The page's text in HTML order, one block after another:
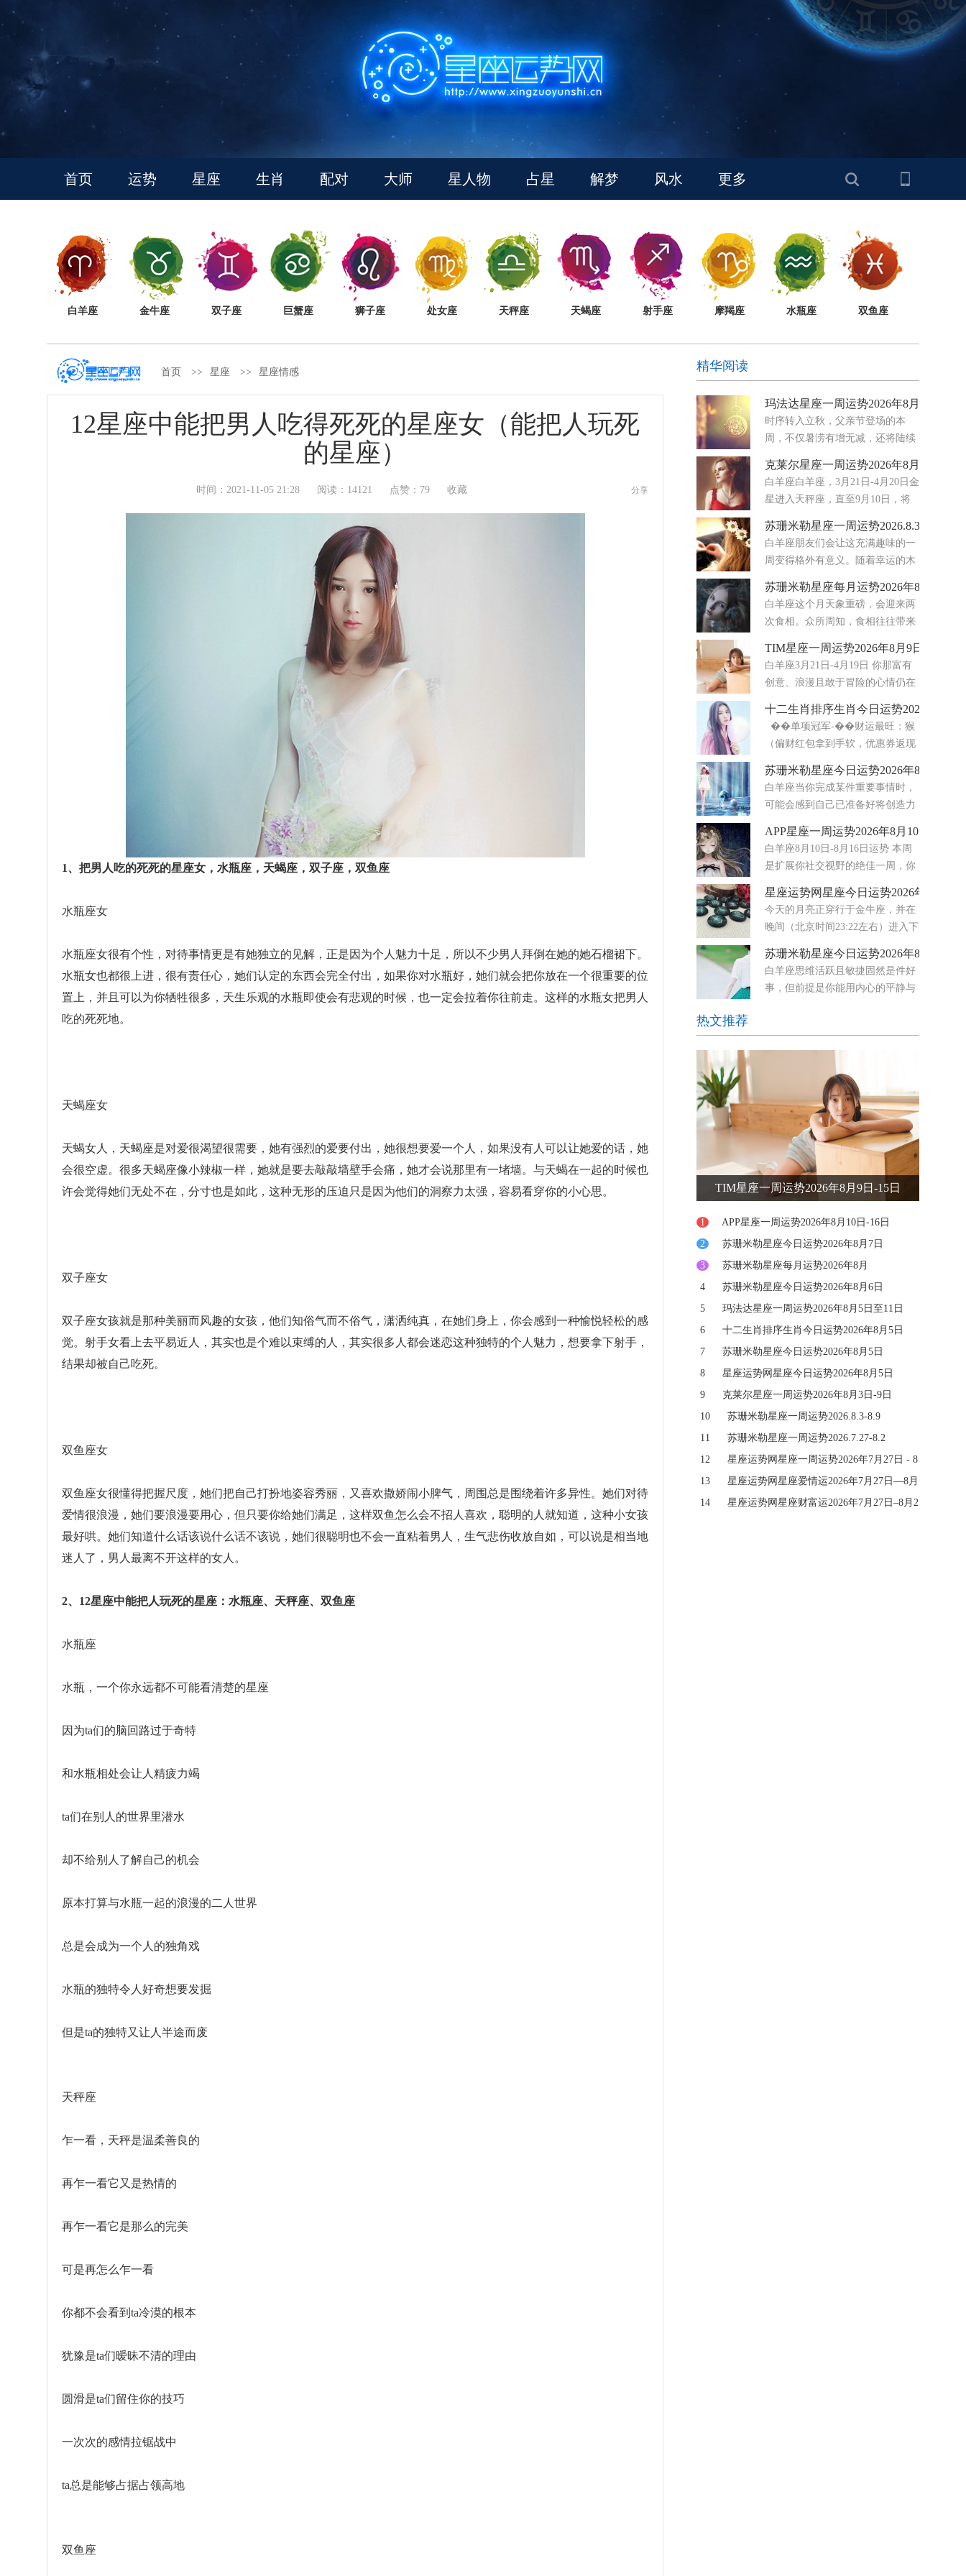
首页 运势 星座 生肖 配对 大师 星人物 占星 解梦 风水 更多
白羊座 金牛座 双子座 巨蟹座 狮子座 处女座 天秤座 天蝎座 射手座 摩羯座 水瓶座 双鱼座
首页 >> 星座 >> 星座情感
12星座中能把男人吃得死死的星座女（能把人玩死
的星座）
时间： 2021-11-05 21:28 阅读： 14121 点赞： 79 收藏 分享
1、把男人吃的死死的星座女，水瓶座，天蝎座，双子座，双鱼座
水瓶座女
水瓶座女很有个性，对待事情更是有她独立的见解，正是因为个人魅力十足，所以不少男人拜倒在她的她石榴裙下。
水瓶女也都很上进，很有责任心，她们认定的东西会完全付出，如果你对水瓶好，她们就会把你放在一个很重要的位
置上，并且可以为你牺牲很多，天生乐观的水瓶即使会有悲观的时候，也一定会拉着你往前走。这样的水瓶女把男人
吃的死死地。
天蝎座女
天蝎女人，天蝎座是对爱很渴望很需要，她有强烈的爱要付出，她很想要爱一个人，如果没有人可以让她爱的话，她
会很空虚。很多天蝎座像小辣椒一样，她就是要去敲敲墙壁手会痛，她才会说那里有一堵墙。与天蝎在一起的时候也
许会觉得她们无处不在，分寸也是如此，这种无形的压迫只是因为他们的洞察力太强，容易看穿你的小心思。
双子座女
双子座女孩就是那种美丽而风趣的女孩，他们知俗气而不俗气，潇洒纯真，在她们身上，你会感到一种愉悦轻松的感
觉。射手女看上去平易近人，其实也是个难以束缚的人，其实很多人都会迷恋这种独特的个人魅力，想要拿下射手，
结果却被自己吃死。
双鱼座女
双鱼座女很懂得把握尺度，她们把自己打扮地姿容秀丽，又喜欢撒娇闹小脾气，周围总是围绕着许多异性。她们对待
爱情很浪漫，她们要浪漫要用心，但只要你给她们满足，这样双鱼怎么会不招人喜欢，聪明的人就知道，这种小女孩
最好哄。她们知道什么话该说什么话不该说，她们很聪明也不会一直粘着男人，生气悲伤收放自如，可以说是相当地
迷人了，男人最离不开这样的女人。
2、12星座中能把人玩死的星座：水瓶座、天秤座、双鱼座
水瓶座
水瓶，一个你永远都不可能看清楚的星座
因为ta们的脑回路过于奇特
和水瓶相处会让人精疲力竭
ta们在别人的世界里潜水
却不给别人了解自己的机会
原本打算与水瓶一起的浪漫的二人世界
总是会成为一个人的独角戏
水瓶的独特令人好奇想要发掘
但是ta的独特又让人半途而废
天秤座
乍一看，天秤是温柔善良的
再乍一看它又是热情的
再乍一看它是那么的完美
可是再怎么乍一看
你都不会看到ta冷漠的根本
犹豫是ta们暧昧不清的理由
圆滑是ta们留住你的技巧
一次次的感情拉锯战中
ta总是能够占据占领高地
双鱼座
精华阅读
玛法达星座一周运势2026年8月5日至11
时序转入立秋，父亲节登场的本
周，不仅暑涝有增无减，还将陆续
子座与火星转进巨蟹座三大星兆大氛围的集体转
向，从国际到社会的集体潜意识将出现既妥协务
实，又难免高调主观的矛盾循环
克莱尔星座一周运势2026年8月3日-9日
白羊座白羊座，3月21日-4月20日金
星进入天秤座，直至9月10日，将
协议和情感公平上。你开始注意到哪些地方的努力
感觉是单向的，哪些地方真正存在着平衡。八月要
求你停止满足
苏珊米勒星座一周运势2026.8.3-8.9
白羊座朋友们会让这充满趣味的一
周变得格外有意义。随着幸运的木
富有表现力的区域，你的爱情生活正熠熠生辉。无
论你是单身还是正处于幸福的恋爱关系中，浪漫之
花都在绽放。未来几天，
苏珊米勒星座每月运势2026年8月
白羊座这个月天象重磅，会迎来两
次食相。众所周知，食相往往带来
感悟。第一次是8月12日发生在狮子座20度的新月
日食，整体氛围十分利好。新月代表机遇，会打开
从前难以触及的大门
TIM星座一周运势2026年8月9日-15日
白羊座3月21日-4月19日 你那富有
创意、浪漫且敢于冒险的心情仍在
周。）但周二会将你的一部分火力转移到家庭事务
上，比如食物、家人和安全感——直到9月27日。
在这
十二生肖排序生肖今日运势2026年8月5
��单项冠军-��财运最旺：猴
（偏财红包拿到手软，优惠券返现
（自信＋热情＋温柔，桃花三剑客）-��事业最
佳：龙&虎（战
苏珊米勒星座今日运势2026年8月6日
白羊座当你完成某件重要事情时，
可能会感到自己已准备好将创造力
底，个人项目或浪漫时刻都会显得更加意义非凡。
随着狮子座的太阳与白羊座的土星形成合相，你或
许能更自然地向他人展现
APP星座一周运势2026年8月10日-16日
白羊座8月10日-8月16日运势 本周
是扩展你社交视野的绝佳一周，你
一，在工作场合、与一个专业团体，或在你常去的
一个场所，将有机会结识新的、有趣的人。到了周
二，
星座运势网星座今日运势2026年8月5日
今天的月亮正穿行于金牛座，并在
晚间（北京时间23:22左右）进入下
种“清理”的冲动——你想放下那些不再服务于你的
东西，无论是物质上的堆积，还是情感上的负
担。 而最令
苏珊米勒星座今日运势2026年8月7日
白羊座思维活跃且敏捷固然是件好
事，但前提是你能用内心的平静与
行在代表思想与细微感知第三宫。虽然这能让你的
被迫迅速做出决定，或者
热文推荐
TIM星座一周运势2026年8月9日-15日
1
APP星座一周运势2026年8月10日-16日
2
苏珊米勒星座今日运势2026年8月7日
3
苏珊米勒星座每月运势2026年8月
4
苏珊米勒星座今日运势2026年8月6日
5
玛法达星座一周运势2026年8月5日至11日
6
十二生肖排序生肖今日运势2026年8月5日
7
苏珊米勒星座今日运势2026年8月5日
8
星座运势网星座今日运势2026年8月5日
9
克莱尔星座一周运势2026年8月3日-9日
10
苏珊米勒星座一周运势2026.8.3-8.9
11
苏珊米勒星座一周运势2026.7.27-8.2
12
星座运势网星座一周运势2026年7月27日 - 8
月2日
13
星座运势网星座爱情运2026年7月27日—8月
2日
14
星座运势网星座财富运2026年7月27日–8月2